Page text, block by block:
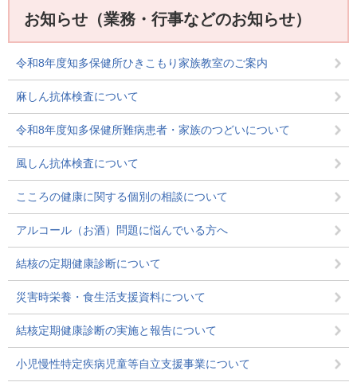
お知らせ（業務・行事などのお知らせ）
令和8年度知多保健所ひきこもり家族教室のご案内
麻しん抗体検査について
令和8年度知多保健所難病患者・家族のつどいについて
風しん抗体検査について
こころの健康に関する個別の相談について
アルコール（お酒）問題に悩んでいる方へ
結核の定期健康診断について
災害時栄養・食生活支援資料について
結核定期健康診断の実施と報告について
小児慢性特定疾病児童等自立支援事業について